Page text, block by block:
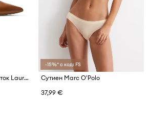
Кожени обувки с тънък ток Lauren Ralph Lauren Lanette
-15%* с код: FS
Сутиен Marc O'Polo
37,99 €